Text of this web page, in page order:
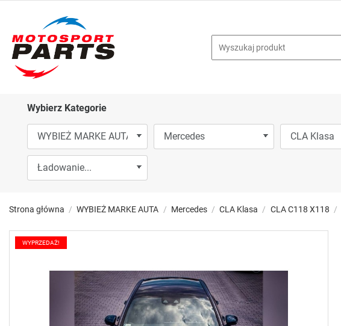
Wybierz Kategorie
Strona główna WYBIEŻ MARKE AUTA Mercedes CLA Klasa CLA C118 X118
WYPRZEDAŻ!